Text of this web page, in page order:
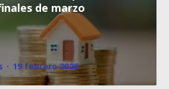
de marzo
· 19 febrero 2020